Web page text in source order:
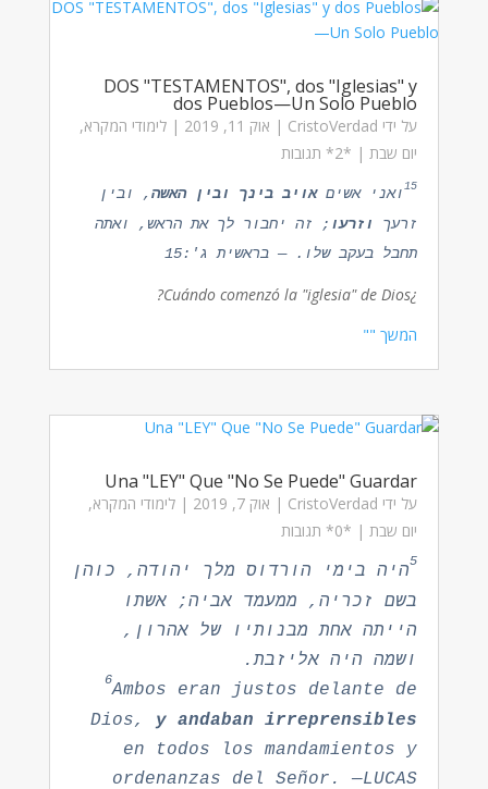
DOS "TESTAMENTOS", dos "Iglesias" y
dos Pueblos—Un Solo Pueblo
על ידי CristoVerdad
| אוק 11, 2019 | לימודי המקרא,
יום שבת | ‏*2* תגובות
15ואני אשיםאויב בינך ובין האשה, ובין
זרעך
וזרעו ; זה יחבור לך את הראש, ואתה
תחבל בעקב שלו. — בראשית ג':15
¿Cuándo comenzó la "iglesia" de Dios?
המשך ""
Una "LEY" Que "No Se Puede" Guardar
על ידי CristoVerdad
| אוק 7, 2019 | לימודי המקרא,
יום שבת | ‏*0* תגובות
5היה בימי הורדוס מלך יהודה, כוהן
בשם זכריה, ממעמד אביה; אשתו
הייתה אחת מבנותיו של אהרון,
ושמה היה אליזבת.
6Ambos eran justos delante de
Dios, y andaban irreprensibles
en todos los mandamientos y
ordenanzas del Señor. —LUCAS